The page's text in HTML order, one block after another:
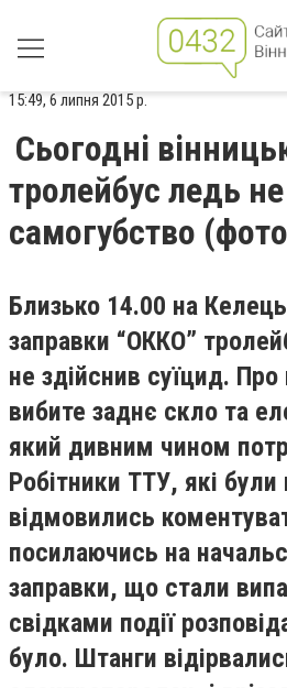
15:49, 6 липня 2015 р.
Сьогодні
тролейбус ледь
самогубство
Близько 14.00 на
заправки “ОККО”
не здійснив суїцид. Про
вибите заднє скло та
який дивним чином
Робітники ТТУ, які були
відмовились
посилаючись на
заправки, що стали
свідками події
було. Штанги